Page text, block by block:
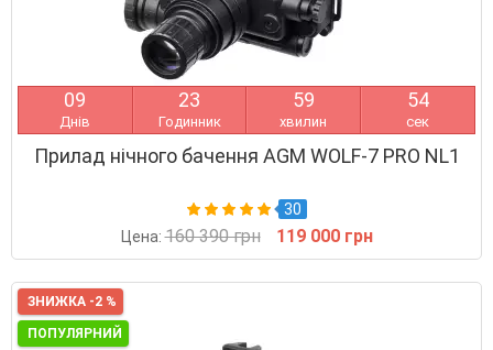
09
Днів
23
Годинник
59
хвилин
53
сек
Прилад нічного бачення AGM WOLF-7 PRO NL1
30
Цена:160 390 грн 119 000 грн
ЗНИЖКА -2 %
ПОПУЛЯРНИЙ